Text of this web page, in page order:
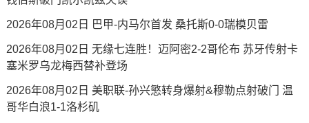
2026年08月02日 巴甲-内马尔首发 桑托斯0-0瑞模贝雷
2026年08月02日 无缘七连胜！迈阿密2-2哥伦布 苏牙传射卡
塞米罗乌龙梅西替补登场
2026年08月02日 美职联-孙兴慜转身爆射&穆勒点射破门 温
哥华白浪1-1洛杉矶